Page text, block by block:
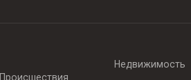
Происшествия
Недвижимость